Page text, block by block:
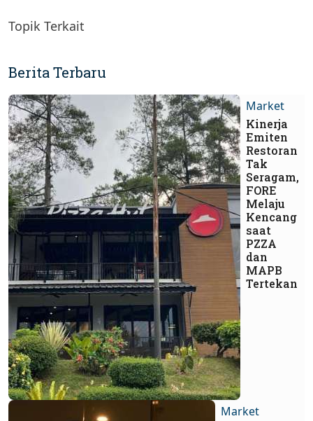
Topik Terkait
Berita Terbaru
Market
Kinerja
Emiten
Restoran
Tak
Seragam,
FORE
Melaju
Kencang
saat
PZZA
dan
MAPB
Tertekan
Market